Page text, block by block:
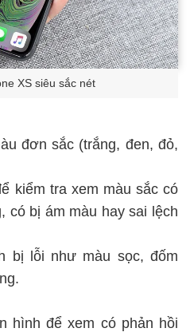
XS siêu sắc nét
đơn sắc (trắng, đen, đỏ,
kiểm tra xem màu sắc có
có bị ám màu hay sai lệch
bị lỗi như màu sọc, đốm
hình để xem có phản hồi